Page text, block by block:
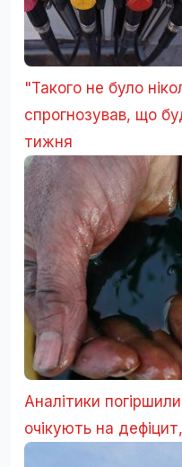
"Такого не було
спрогнозував, що
тижня
Аналітики
очікують на